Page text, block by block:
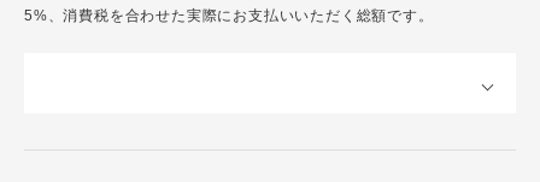
5%、消費税を合わせた実際にお支払いいただく総額です。